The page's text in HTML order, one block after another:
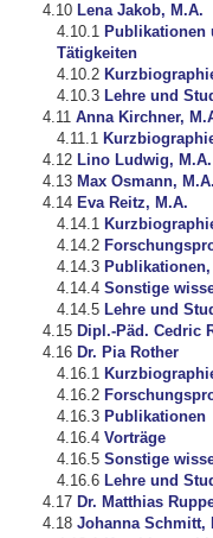
Lena Jakob, M.A.
Publikationen
Tätigkeiten
Lehre und
Anna Kirchner,
Lino Ludwig, M.A.
Max Osmann, M.A.
Eva Reitz, M.A.
Sonstige
Lehre und
Dipl.-Päd. Cedric
Dr. Pia Rother
Publikationen
Vorträge
Sonstige
Lehre und
Dr. Matthias
Johanna Schmitt,